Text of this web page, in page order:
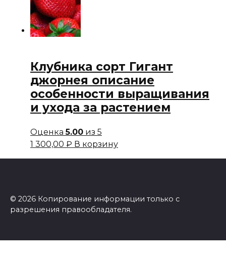
Клубника сорт Гигант
джорнея описание
особенности выращивания
и ухода за растением
Оценка5.00 из 5
1 300,00 ₽ В корзину
© 2026 Копирование информации только с
разрешения правообладателя.